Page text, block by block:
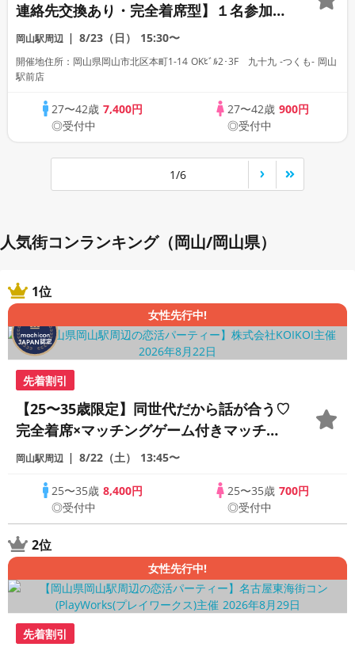
連絡先交換あり・完全着席型】１名参加多
数・初参加も大歓迎☆
岡山駅周辺 8/23（日） 15:30〜
開催地住所：岡山県岡山市北区本町1-14 OKﾋﾞﾙ2･3F 九十九 -つくも- 岡山
駅前店
27〜42歳7,400円
◎受付中
27〜42歳 900円
◎受付中
1/6
人気街コンランキング（岡山/岡山県）
1位
女性先行中!
先着割引
【25〜35歳限定】同世代だから話が合う♡
完全着席×マッチングゲーム付きマッチン
グコン
岡山駅周辺 8/22（土） 13:45〜
25〜35歳8,400円
◎受付中
25〜35歳 700円
◎受付中
2位
女性先行中!
先着割引